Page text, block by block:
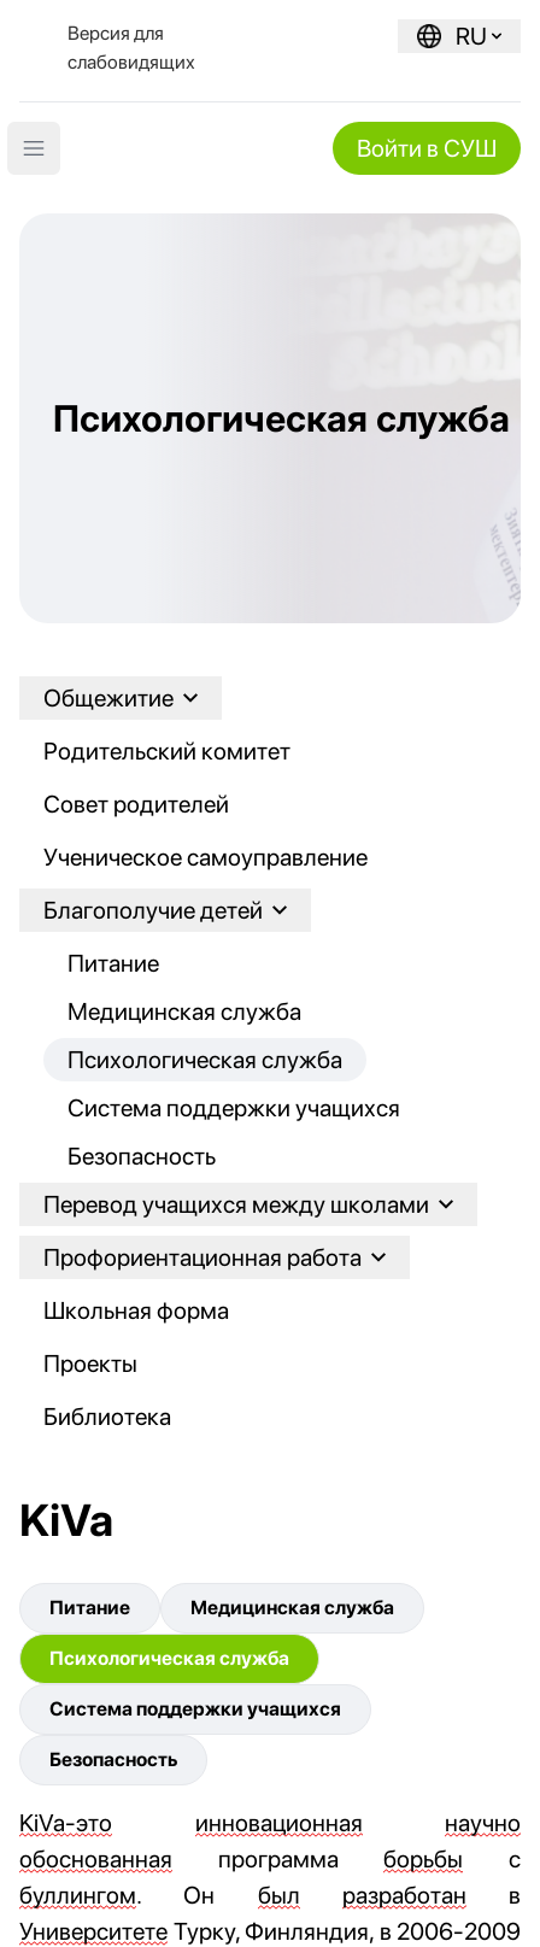
Версия для
слабовидящих
RU
Open main menu Войти в СУШ
Психологическая служба
Общежитие
Родительский комитет
Совет родителей
Ученическое самоуправление
Благополучие детей
Питание
Медицинская служба
Психологическая служба
Система поддержки учащихся
Безопасность
Перевод учащихся между школами
Профориентационная работа
Школьная форма
Проекты
Библиотека
KiVa
Питание Медицинская служба
Психологическая служба
Система поддержки учащихся
Безопасность
KiVa-это инновационная
научно
обоснованная программаборьбы с
буллингом. Он был разработан в
Университете Турку, Финляндия, в 2006-2009